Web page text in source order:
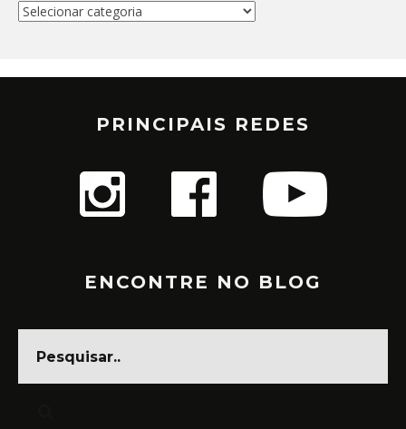
Categorias
PRINCIPAIS REDES
ENCONTRE NO BLOG